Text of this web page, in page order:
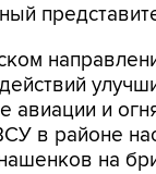
авиации и
в районе
на